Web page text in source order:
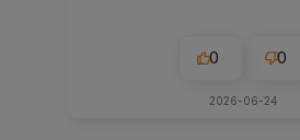
0 0
2026-06-24